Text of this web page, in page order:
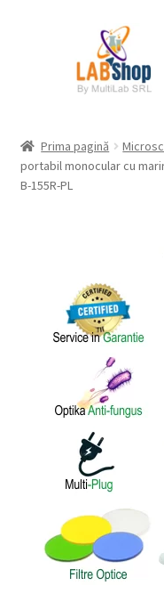
Contul meu
Request a Quote
Condiții generale
Service
Prelucrarea datelor
Prima pagină
portabil monocular cu
B-155R-PL